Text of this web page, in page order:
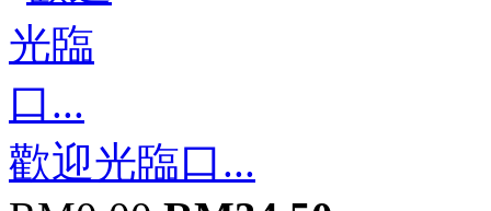
歡迎光臨口...